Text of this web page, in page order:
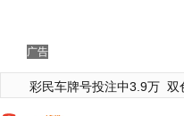
广告
彩民车牌号投注中3.9万 双